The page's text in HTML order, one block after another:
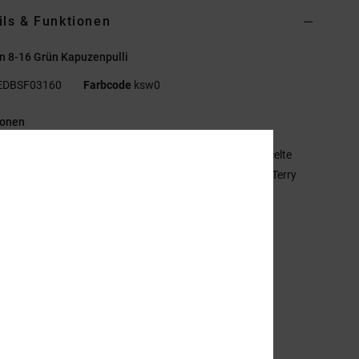
& Funktionen
8-16 Grün Kapuzenpulli
Farbcode ksw0
55 % Baumwolle, 25 % recycelte
20 % recyceltes Polyester, veloursartiger French Terry